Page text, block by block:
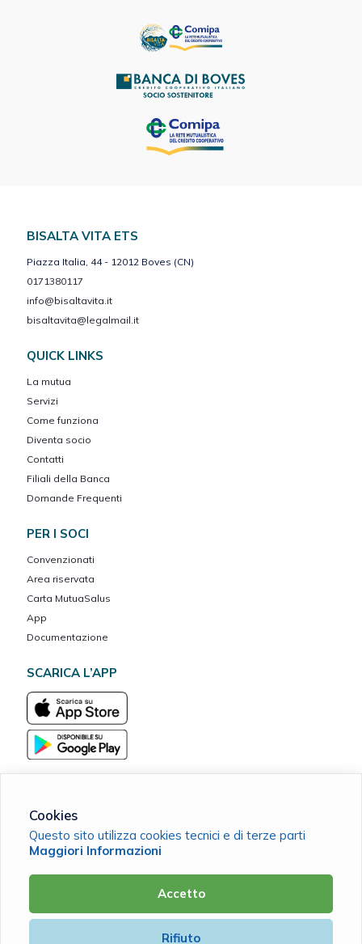
BISALTA VITA ETS
Piazza Italia, 44 - 12012 Boves (CN)
0171380117
info@bisaltavita.it
bisaltavita@legalmail.it
QUICK LINKS
La mutua
Servizi
Come funziona
Diventa socio
Contatti
Filiali della Banca
Domande Frequenti
PER I SOCI
Convenzionati
Area riservata
Carta MutuaSalus
App
Documentazione
SCARICA L’APP
Bisalta Vita ETS
C.F. 96103880041 |Cookie Policy
Powered by
Cookies
Questo sito utilizza cookies tecnici e di terze parti
Maggiori Informazioni
Accetto
Rifiuto